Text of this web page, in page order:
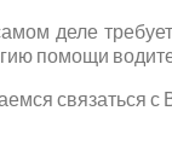
деле
помощи
связаться